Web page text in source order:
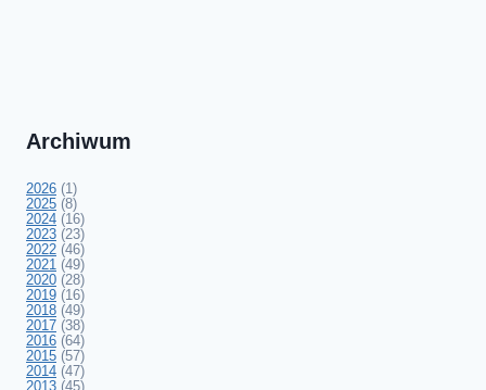
Archiwum
2026 (1)
2025 (8)
2024 (16)
2023 (23)
2022 (46)
2021 (49)
2020 (28)
2019 (16)
2018 (49)
2017 (38)
2016 (64)
2015 (57)
2014 (47)
2013 (45)